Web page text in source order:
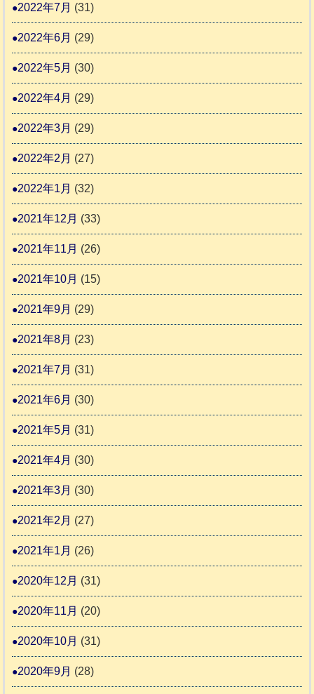
2022年7月 (31)
2022年6月 (29)
2022年5月 (30)
2022年4月 (29)
2022年3月 (29)
2022年2月 (27)
2022年1月 (32)
2021年12月 (33)
2021年11月 (26)
2021年10月 (15)
2021年9月 (29)
2021年8月 (23)
2021年7月 (31)
2021年6月 (30)
2021年5月 (31)
2021年4月 (30)
2021年3月 (30)
2021年2月 (27)
2021年1月 (26)
2020年12月 (31)
2020年11月 (20)
2020年10月 (31)
2020年9月 (28)